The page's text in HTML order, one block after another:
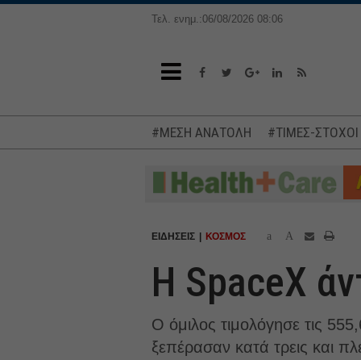
Τελ. ενημ.:06/08/2026 08:06
#ΜΕΣΗ ΑΝΑΤΟΛΗ #ΤΙΜΕΣ-
ΕΙΔΗΣΕΙΣ ΚΟΣΜΟΣ a A
Η SpaceX
Ο όμιλος τιμολόγησε τις
ξεπέρασαν κατά τρεις και